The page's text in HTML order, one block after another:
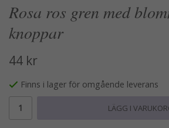
Rosa ros gren med
knoppar
44 kr
Finns i lager för omgående leverans
LÄGG I